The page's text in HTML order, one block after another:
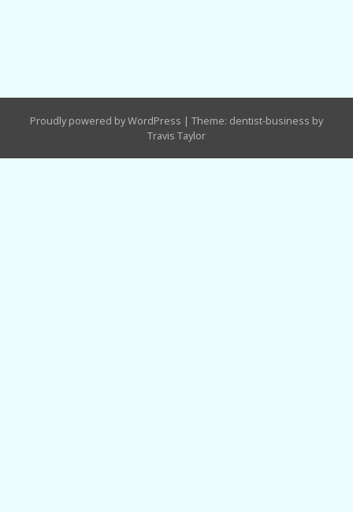
Proudly powered by WordPress | Theme: dentist-business by
Travis Taylor